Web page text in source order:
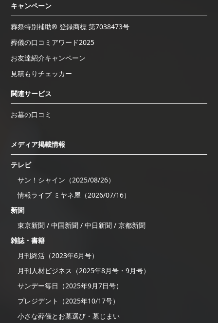
キャンペーン
葬祭特別補助® 登録商標 第7038473号
葬儀の口コミアワード2025
お友達紹介キャンペーン
見積もりチェッカー
関連サービス
お墓の口コミ
メディア掲載情報
テレビ
サン！シャイン（2025/08/26）
情報ライブ ミヤネ屋（2026/07/16）
新聞
東京新聞 / 中国新聞 / 中日新聞 / 京都新聞
雑誌・書籍
月刊終活（2023年6月号）
月刊人材ビジネス（2025年8月号・9月号）
サンデー毎日（2025年9月7日号）
プレジデント（2025年10/17号）
小さな葬儀とお墓選び・墓じまい